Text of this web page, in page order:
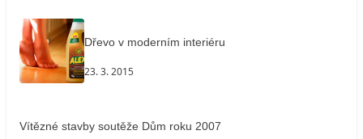
Dřevo v moderním interiéru
23. 3. 2015
Vítězné stavby soutěže Dům roku 2007